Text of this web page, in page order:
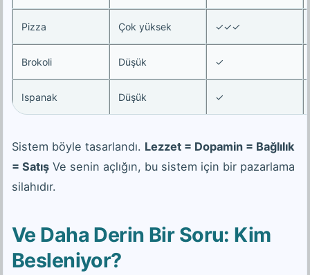
Pizza Çok yüksek ✓✓✓
Brokoli Düşük ✓
Ispanak Düşük ✓
Sistem böyle tasarlandı. Lezzet = Dopamin = Bağlılık
= Satış Ve senin açlığın, bu sistem için bir pazarlama
silahıdır.
Ve Daha Derin Bir Soru: Kim
Besleniyor?